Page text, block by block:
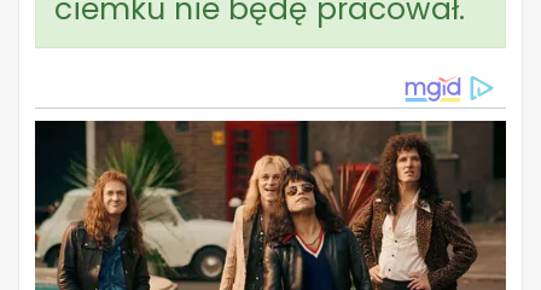
ciemku nie będę pracował.